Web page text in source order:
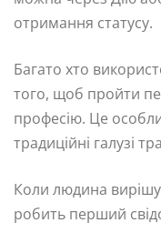
отримання статусу.
Багато хто
того, щоб пройти
професію. Це
традиційні галузі
Коли людина
робить перший